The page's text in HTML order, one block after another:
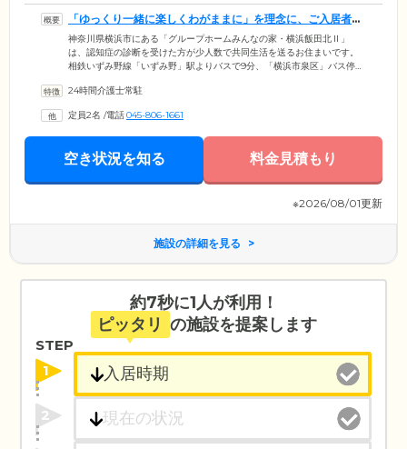
「ゆっくり一緒に楽しくわがままに」を理念に、ご入居者様
に寄り添います
神奈川県横浜市にある「グループホームみんなの家・横浜飯田北Ⅱ」
は、認知症の診断を受けた方が少人数で共同生活を送るお住まいです。
相鉄いずみ野線「いずみ野」駅よりバスで9分、「横浜市泉区」バス停で
しそうな声が聞こえる和やかな雰囲気のある環境。ご入居者様は9名で1
ながら家事を行っていただきます。「ゆっくり一緒に楽しくわがまま
に」が当ホームの理念。少人数制だからこその、お一人おひとりに合っ
24時間介護士常駐
定員2名 /電話045-806-1661
空き状況を知る 料金見積もり
※2026/08/01更新
施設の詳細を見る
約7秒に1人が利用！
ピッタリ の施設を提案します
STEP
1
2